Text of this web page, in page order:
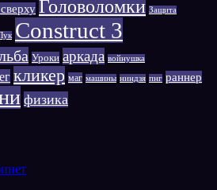
Головоломки Защита
Сonstruct 3
Уроки аркада войнушка
кликер маг машины ниндзя пнг раннер
физика